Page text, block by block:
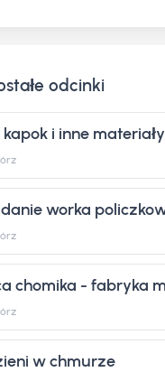
odcinki
i inne materiały
w chmurze